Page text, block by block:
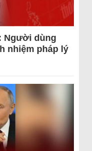
Người dùng
nhiệm pháp lý